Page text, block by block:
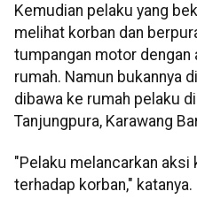
Kemudian pelaku yang
melihat korban dan
tumpangan motor dengan
rumah. Namun bukannya
dibawa ke rumah pelaku
Tanjungpura, Karawang
"Pelaku melancarkan aksi
terhadap korban," katanya.